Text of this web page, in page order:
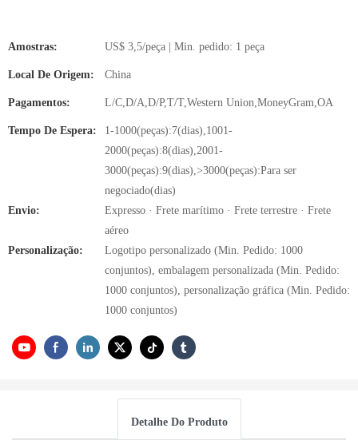
Amostras: US$ 3,5/peça | Min. pedido: 1 peça
Local De Origem: China
Pagamentos: L/C,D/A,D/P,T/T,Western Union,MoneyGram,OA
Tempo De Espera:
1-1000(peças):7(dias),1001-
2000(peças):8(dias),2001-
3000(peças):9(dias),>3000(peças):Para ser
negociado(dias)
Envio:
Expresso · Frete marítimo · Frete terrestre · Frete
aéreo
Personalização:
Logotipo personalizado (Min. Pedido: 1000
conjuntos), embalagem personalizada (Min. Pedido:
1000 conjuntos), personalização gráfica (Min. Pedido:
1000 conjuntos)
Detalhe Do Produto